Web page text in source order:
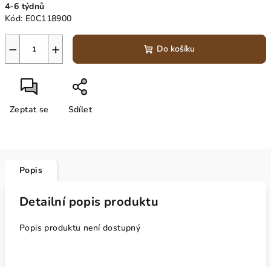
cena:
4-6 týdnů
Kód: E0C118900
+
− Do košíku
Zeptat se Sdílet
Popis
Detailní popis produktu
Popis produktu není dostupný